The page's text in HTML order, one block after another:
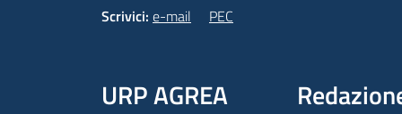
Scrivici: e-mail PEC
URP AGREA